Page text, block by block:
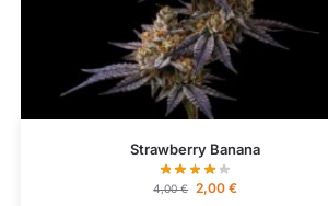
Strawberry Banana
4,00€ 2,00€